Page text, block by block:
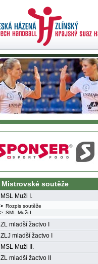
Mistrovské soutěže
MSL Muži I.
Rozpis soutěže
SML Muži I.
ZL mladší žactvo I
ZLJ mladší žactvo I
MSL Muži II.
ZL mladší žactvo II